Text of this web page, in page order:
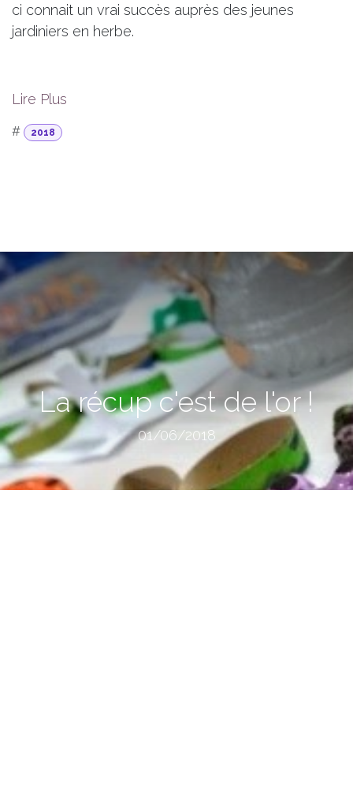
ci connait un vrai succès auprès des jeunes
jardiniers en herbe.
Lire Plus
# 2018
La récup c'est de l'or !
01/06/2018